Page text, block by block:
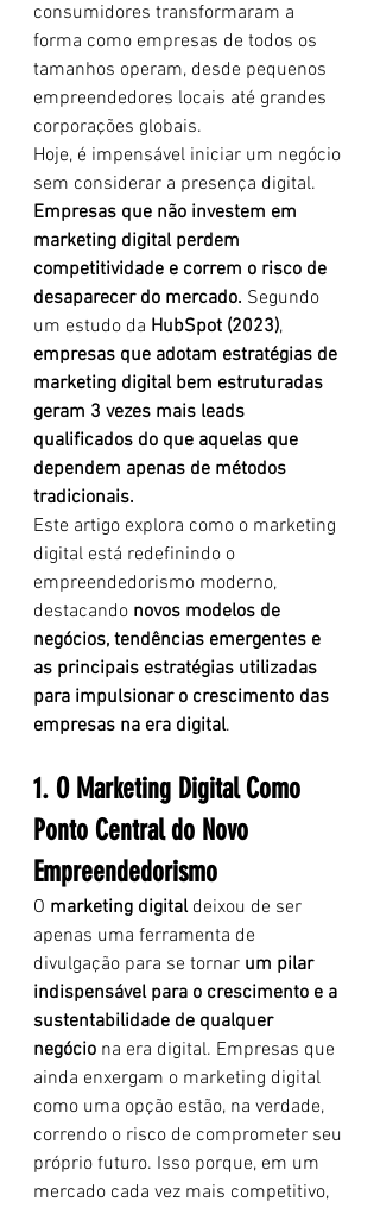
consumidores transformaram a
forma como empresas de todos os
tamanhos operam, desde pequenos
empreendedores locais até grandes
corporações globais.
Hoje, é impensável iniciar um negócio
sem considerar a presença digital.
Empresas que não investem em
marketing digital perdem
competitividade e correm o risco de
desaparecer do mercado. Segundo
um estudo da HubSpot (2023),
empresas que adotam estratégias de
marketing digital bem estruturadas
geram 3 vezes mais leads
qualificados do que aquelas que
dependem apenas de métodos
tradicionais.
Este artigo explora como o marketing
digital está redefinindo o
empreendedorismo moderno,
destacando novos modelos de
negócios, tendências emergentes e
as principais estratégias utilizadas
para impulsionar o crescimento das
empresas na era digital.
1. O Marketing Digital Como
Ponto Central do Novo
Empreendedorismo
O marketing digital deixou de ser
apenas uma ferramenta de
divulgação para se tornar um pilar
indispensável para o crescimento e a
sustentabilidade de qualquer
negócio na era digital. Empresas que
ainda enxergam o marketing digital
como uma opção estão, na verdade,
correndo o risco de comprometer seu
próprio futuro. Isso porque, em um
mercado cada vez mais competitivo,